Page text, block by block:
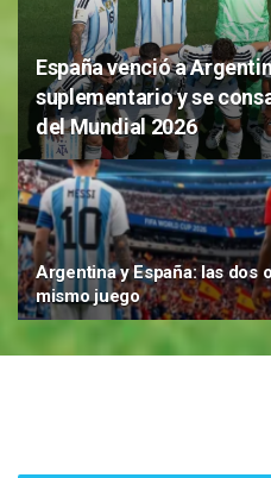
España venció a
suplementario y se
del Mundial 2026
Argentina y España: las dos
mismo juego